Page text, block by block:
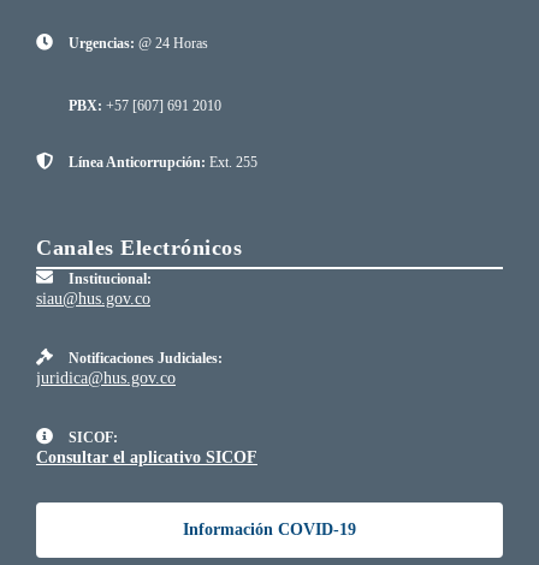
Urgencias: @ 24 Horas
PBX: +57 [607] 691 2010
Línea Anticorrupción: Ext. 255
Canales Electrónicos
Institucional:
siau@hus.gov.co
Notificaciones Judiciales:
juridica@hus.gov.co
SICOF:
Consultar el aplicativo SICOF
Información COVID-19